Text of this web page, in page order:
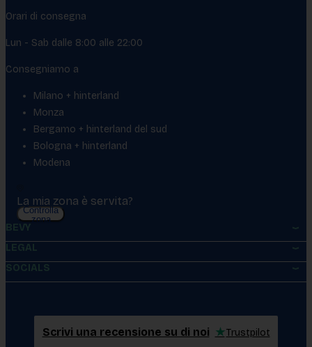
Orari di consegna
Lun - Sab dalle 8:00 alle 22:00
Consegniamo a
Milano + hinterland
Monza
Bergamo + hinterland del sud
Bologna + hinterland
Modena
La mia zona è servita?
Controlla
zona
BEVY
LEGAL
SOCIALS
Scrivi una recensione su di noi ★Trustpilot